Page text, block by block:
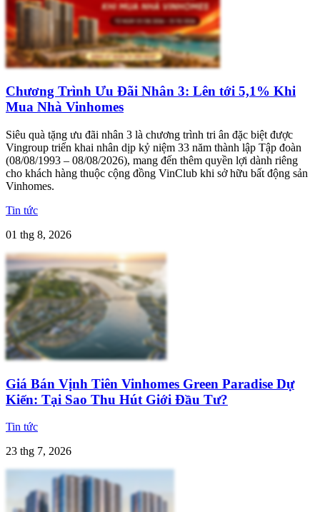
Chương Trình Ưu Đãi Nhân 3: Lên tới 5,1% Khi
Mua Nhà Vinhomes
Siêu quà tặng ưu đãi nhân 3 là chương trình tri ân đặc biệt được
Vingroup triển khai nhân dịp kỷ niệm 33 năm thành lập Tập đoàn
(08/08/1993 – 08/08/2026), mang đến thêm quyền lợi dành riêng
cho khách hàng thuộc cộng đồng VinClub khi sở hữu bất động sản
Vinhomes.
Tin tức
01 thg 8, 2026
Giá Bán Vịnh Tiên Vinhomes Green Paradise Dự
Kiến: Tại Sao Thu Hút Giới Đầu Tư?
Tin tức
23 thg 7, 2026